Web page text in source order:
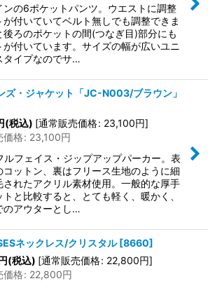
ンの6ポケットパンツ。ウエストに調整
が付いていてベルト無しでも調整できま
後ろのポケットの間(つなぎ目)部分にも
が付いています。サイズの幅が広いユニ
タイプなのでサ…
ズ・ジャケット「JC-N003/ブラウン」
(税込) [通常販売価格: 23,100円]
価格: 23,100円
ルフェイス・ジップアップパーカー。表
コットン、裏はフリース生地のように細
されたアクリル素材使用。一般的な厚手
と比較すると、とても軽く、暖かく、
のアウターとし…
ネックレス/クリスタル [8660]
(税込) [通常販売価格: 22,800円]
価格: 22,800円